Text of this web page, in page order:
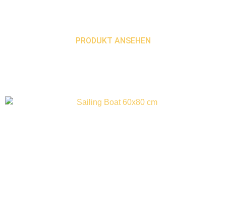
PRODUKT ANSEHEN